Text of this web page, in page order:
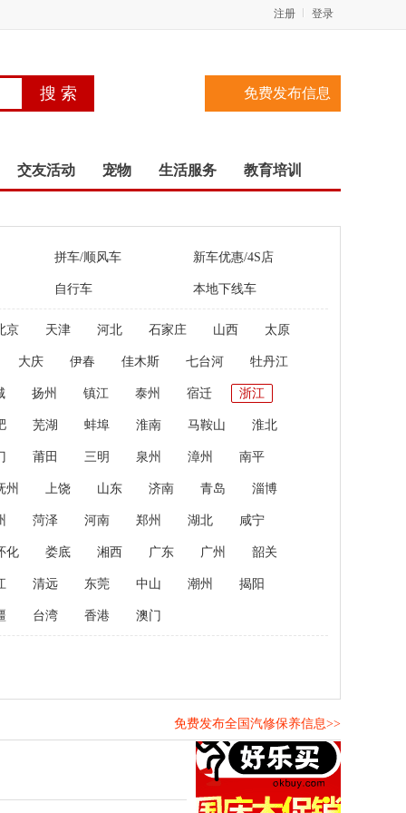
登录
注册
免费发布信息
交友活动 宠物 生活服务 教育培训
拼车/顺风车 新车优惠/4S店
自行车 本地下线车
京 天津 河北 石家庄 山西 太原
大庆 伊春 佳木斯 七台河 牡丹江
扬州 镇江 泰州 宿迁 浙江
芜湖 蚌埠 淮南 马鞍山 淮北
莆田 三明 泉州 漳州 南平
州 上饶 山东 济南 青岛 淄博
菏泽 河南 郑州 湖北 咸宁
化 娄底 湘西 广东 广州 韶关
清远 东莞 中山 潮州 揭阳
台湾 香港 澳门
免费发布全国汽修保养信息>>